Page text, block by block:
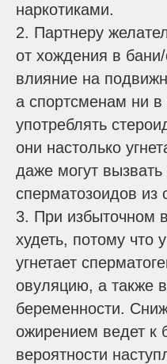
наркотиками.
2. Партнеру
от хождения в
влияние на
а спортсменам ни в
употреблять
они настолько
даже могут
сперматозоидов из
3. При избыточном
худеть, потому что
угнетает
овуляцию, а также
беременности.
ожирением ведет к
вероятности